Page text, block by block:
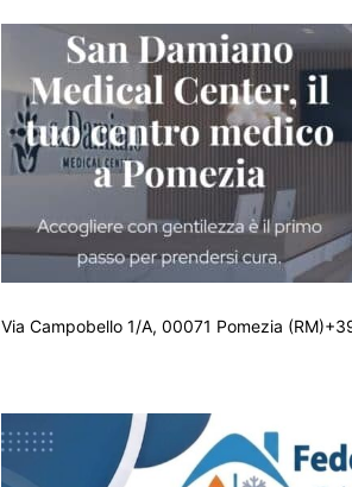
Via Campobello 1/A, 00071 Pomezia